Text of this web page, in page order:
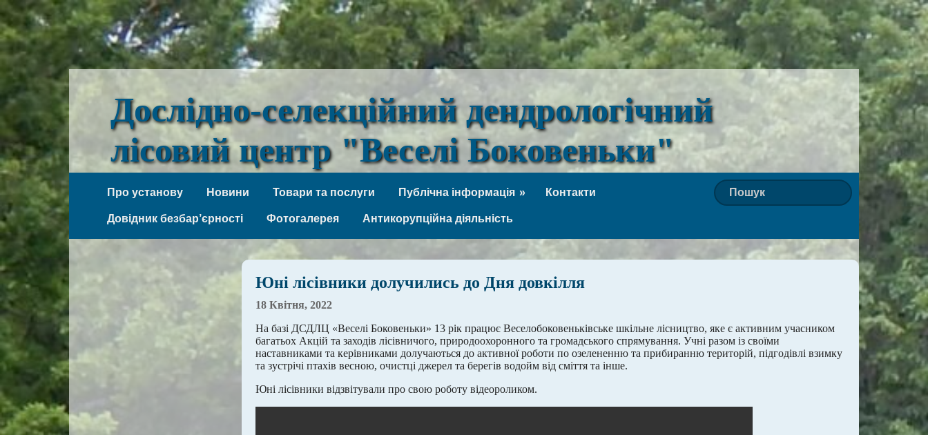
Дослідно-селекційний дендрологічний
лісовий центр "Веселі Боковеньки"
Про установу
Новини Товари та послуги Публічна інформація Контакти
Довідник безбар’єрності Фотогалерея Антикорупційна діяльність
Юні лісівники долучились до Дня довкілля
18 Квітня, 2022
На базі ДСДЛЦ «Веселі Боковеньки» 13 рік працює Веселобоковеньківське шкільне лісництво, яке є активним учасником
багатьох Акцій та заходів лісівничого, природоохоронного та громадського спрямування. Учні разом із своїми
наставниками та керівниками долучаються до активної роботи по озелененню та прибиранню територій, підгодівлі взимку
та зустрічі птахів весною, очистці джерел та берегів водойм від сміття та інше.
Юні лісівники відзвітували про свою роботу відеороликом.